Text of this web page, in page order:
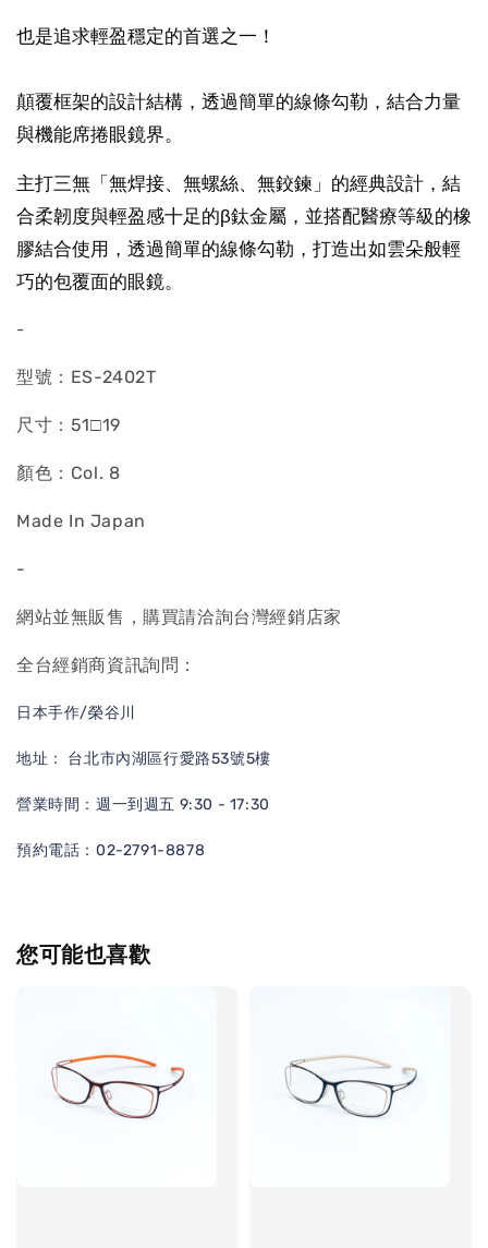
也是追求輕盈穩定的首選之一！
顛覆框架的設計結構，透過簡單的線條勾勒，結合力量
與機能席捲眼鏡界。
主打三無「無焊接、無螺絲、無鉸鍊」的經典設計，結
合柔韌度與輕盈感十足的β鈦金屬，並搭配醫療等級的橡
膠結合使用，透過簡單的線條勾勒，打造出如雲朵般輕
巧的包覆面的眼鏡。
-
型號：ES-2402T
尺寸：51□19
顏色：Col. 8
Made In Japan
-
網站並無販售，購買請洽詢台灣經銷店家
全台經銷商資訊詢問：
日本手作/榮谷川
地址： 台北市內湖區行愛路53號5樓
營業時間：週一到週五 9:30 - 17:30
預約電話：02-2791-8878
您可能也喜歡